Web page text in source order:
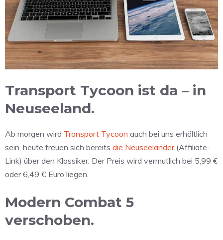
Transport Tycoon ist da – in
Neuseeland.
Ab morgen wird Transport Tycoon auch bei uns erhältlich
sein, heute freuen sich bereits die Neuseeländer(Affiliate-
Link) über den Klassiker. Der Preis wird vermutlich bei 5,99 €
oder 6,49 € Euro liegen.
Modern Combat 5
verschoben.